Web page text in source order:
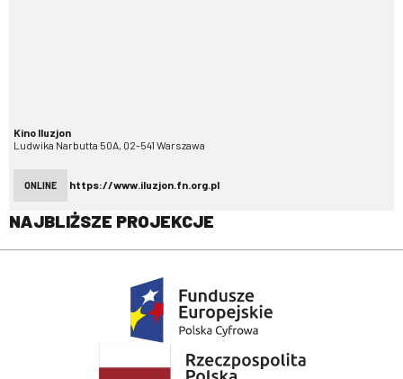
Kino Iluzjon
Ludwika Narbutta 50A, 02-541 Warszawa
ONLINE https://www.iluzjon.fn.org.pl
NAJBLIŻSZE PROJEKCJE